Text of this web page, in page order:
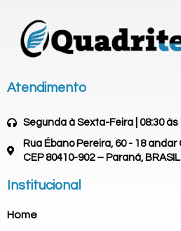
Atendimento
Segunda à Sexta-Feira | 08:30 às
Rua Ébano Pereira, 60 - 18 andar
CEP 80410-902 – Paraná, BRASIL
Institucional
Home